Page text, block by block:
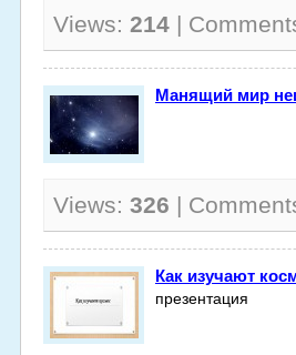
Views: 214 |
Манящий мир
Views: 326 |
Как изучают
презентация